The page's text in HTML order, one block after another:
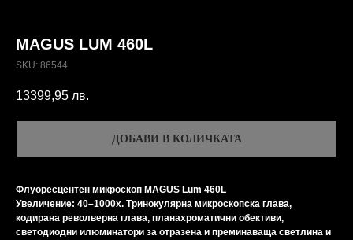
MAGUS LUM 460L
SKU: 86544
13399,95 лв.
ДОБАВИ В КОЛИЧКАТА
Флуоресцентен микроскоп MAGUS Lum 460L
Увеличение: 40–1000x. Тринокулярна микроскопска глава,
кодирана револверна глава, планахроматични обективи,
светодиодни илюминатори за отразена и преминаваща светлина и